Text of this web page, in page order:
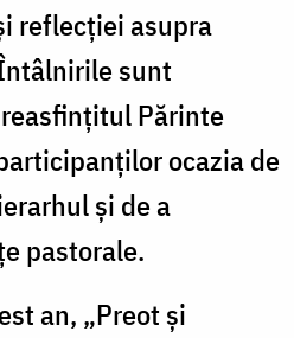
reflecției asupra
sunt
Părinte
ocazia de
și de a
pastorale.
an, „Preot și